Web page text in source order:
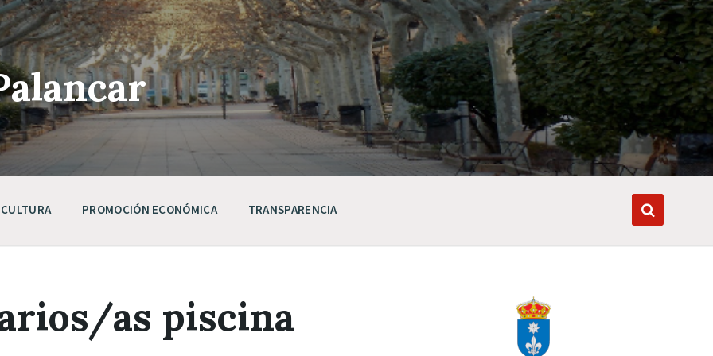
CULTURA PROMOCIÓN ECONÓMICA TRANSPARENCIA
as piscina